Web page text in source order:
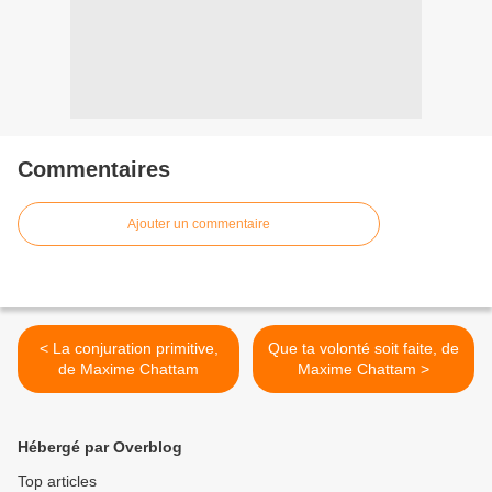
Commentaires
Ajouter un commentaire
< La conjuration primitive,
de Maxime Chattam
Que ta volonté soit faite, de
Maxime Chattam >
Hébergé par Overblog
Top articles